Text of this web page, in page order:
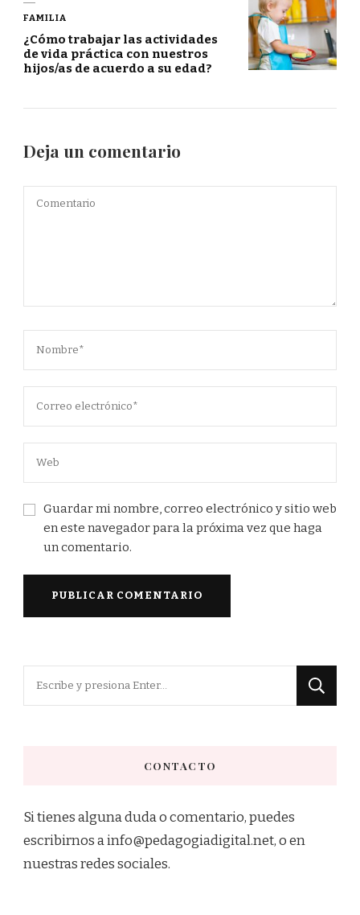
FAMILIA
¿Cómo trabajar las actividades
de vida práctica con nuestros
hijos/as de acuerdo a su edad?
Deja un comentario
Guardar mi nombre, correo electrónico y sitio web
en este navegador para la próxima vez que haga
un comentario.
CONTACTO
Si tienes alguna duda o comentario, puedes
escribirnos a info@pedagogiadigital.net, o en
nuestras redes sociales.